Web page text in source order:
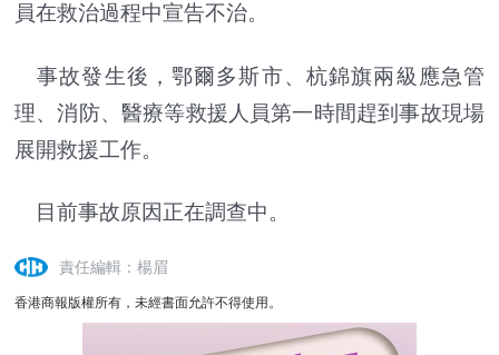
員在救治過程中宣告不治。
事故發生後，鄂爾多斯市、杭錦旗兩級應急管
理、消防、醫療等救援人員第一時間趕到事故現場
展開救援工作。
目前事故原因正在調查中。
責任編輯：楊眉
香港商報版權所有，未經書面允許不得使用。